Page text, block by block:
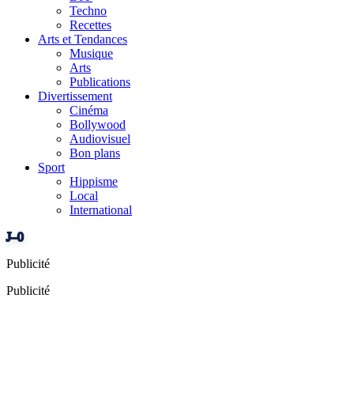
Techno
Recettes
Arts et Tendances
Musique
Arts
Publications
Divertissement
Cinéma
Bollywood
Audiovisuel
Bon plans
Sport
Hippisme
Local
International
J–0
Publicité
Publicité